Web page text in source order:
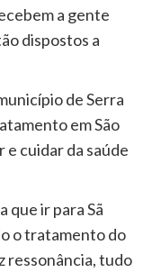
a gente
dispostos a
de Serra
em São
e cuidar da saúde
que ir para Sã
o tratamento do
ressonância, tudo